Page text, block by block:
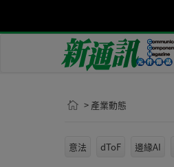
> 產業動態
意法 dToF 邊緣AI